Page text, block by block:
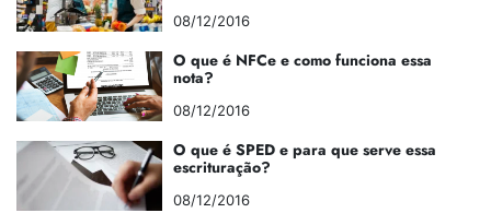
08/12/2016
O que é NFCe e como funciona essa
nota?
08/12/2016
O que é SPED e para que serve essa
escrituração?
08/12/2016